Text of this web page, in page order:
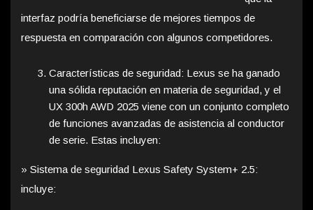
interfaz podría beneficiarse de mejores tiempos de
respuesta en comparación con algunos competidores.
Características de seguridad: Lexus se ha ganado
una sólida reputación en materia de seguridad, y el
UX 300h AWD 2025 viene con un conjunto completo
de funciones avanzadas de asistencia al conductor
de serie. Estas incluyen:
» Sistema de seguridad Lexus Safety System+ 2.5:
incluye: